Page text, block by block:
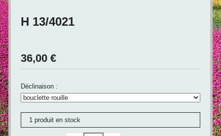
H 13/4021
36,00 €
Déclinaison :
1 produit en stock